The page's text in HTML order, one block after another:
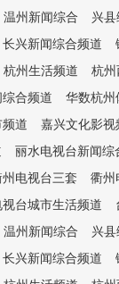
温州新闻综合
兴
长兴新闻综合频道
杭州生活频道
杭州
合频道
华数杭州
道
嘉兴文化影视
丽水电视台新闻综
州电视台三套
衢州
视台城市生活频道
温州新闻综合
兴
长兴新闻综合频道